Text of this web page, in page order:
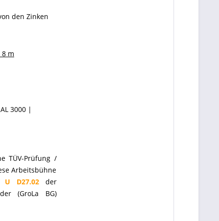
den Zinken
m
3000 |
TÜV-Prüfung /
Arbeitsbühne
U D27.02
der
(GroLa BG)